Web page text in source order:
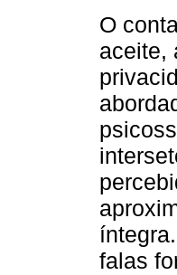
O
aceite,
falas